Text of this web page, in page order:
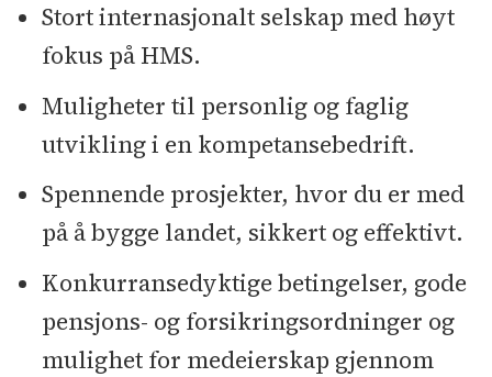
Stort internasjonalt selskap med høyt
fokus på HMS.
Muligheter til personlig og faglig
utvikling i en kompetansebedrift.
Spennende prosjekter, hvor du er med
på å bygge landet, sikkert og effektivt.
Konkurransedyktige betingelser, gode
pensjons- og forsikringsordninger og
mulighet for medeierskap gjennom